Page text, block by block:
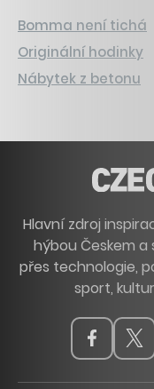
Bomma není tichá
Originální hodinky
Nábytek z betonu
Hlavní zdroj
hýbou Českem
přes technologie,
sport,